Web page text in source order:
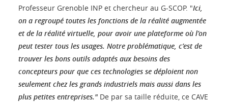
Professeur Grenoble INP et chercheur au G-SCOP. "Ici,
on a regroupé toutes les fonctions de la réalité augmentée
et de la réalité virtuelle, pour avoir une plateforme où l’on
peut tester tous les usages. Notre problématique, c’est de
trouver les bons outils adaptés aux besoins des
concepteurs pour que ces technologies se déploient non
seulement chez les grands industriels mais aussi dans les
plus petites entreprises." De par sa taille réduite, ce CAVE